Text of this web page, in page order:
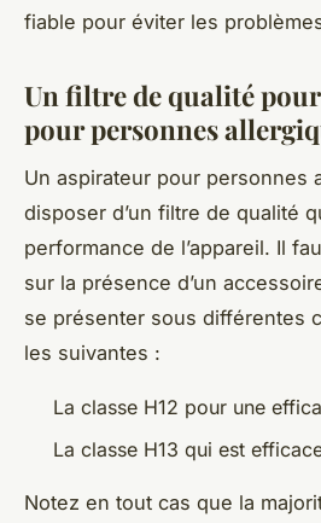
fiable pour éviter les
Un filtre de qualité
pour personnes
Un aspirateur pour personnes
disposer d’un filtre de qualité
performance de l’appareil. Il
sur la présence d’un
se présenter sous différentes
les suivantes :
La classe H12 pour une
La classe H13 qui est
Notez en tout cas que la